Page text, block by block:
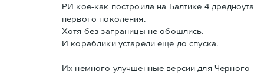
РИ кое-как построила на Балтике 4 дредноута
первого поколения.
Хотя без заграницы не обошлись.
И кораблики устарели еще до спуска.
Их немного улучшенные версии для Черного